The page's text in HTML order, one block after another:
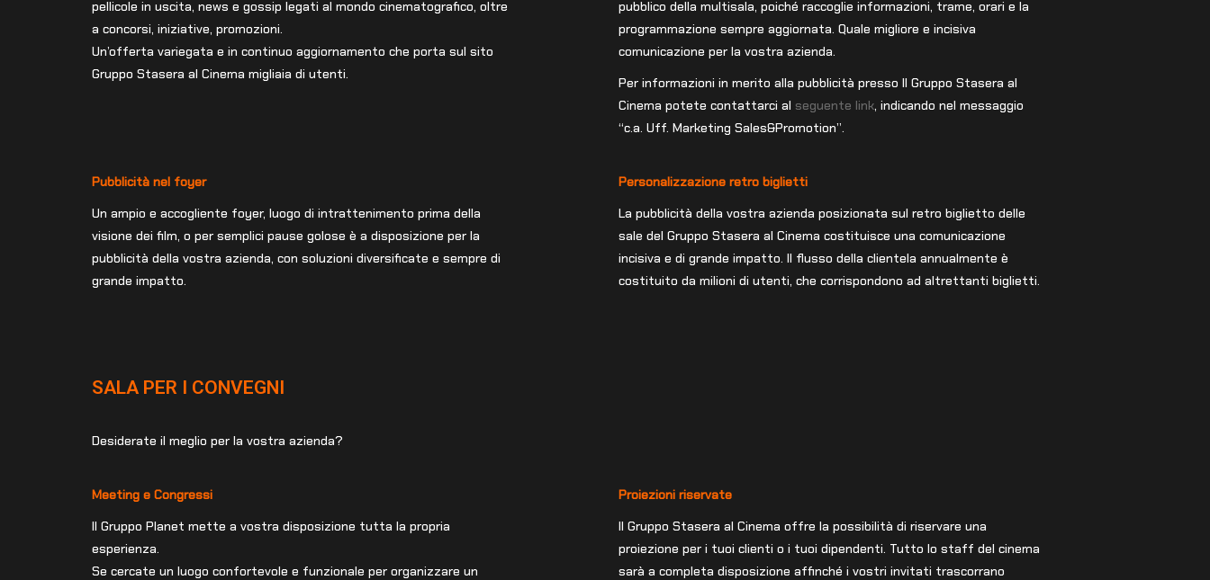
pellicole in uscita, news e gossip legati al mondo cinematografico, oltre
a concorsi, iniziative, promozioni.
Un’offerta variegata e in continuo aggiornamento che porta sul sito
Gruppo Stasera al Cinema migliaia di utenti.
pubblico della multisala, poiché raccoglie informazioni, trame, orari e la
programmazione sempre aggiornata. Quale migliore e incisiva
comunicazione per la vostra azienda.
Per informazioni in merito alla pubblicità presso Il Gruppo Stasera al
Cinema potete contattarci al seguente link, indicando nel messaggio
“c.a. Uff. Marketing Sales&Promotion”.
Pubblicità nel foyer
Un ampio e accogliente foyer, luogo di intrattenimento prima della
visione dei film, o per semplici pause golose è a disposizione per la
pubblicità della vostra azienda, con soluzioni diversificate e sempre di
grande impatto.
Personalizzazione retro biglietti
La pubblicità della vostra azienda posizionata sul retro biglietto delle
sale del Gruppo Stasera al Cinema costituisce una comunicazione
incisiva e di grande impatto. Il flusso della clientela annualmente è
costituito da milioni di utenti, che corrispondono ad altrettanti biglietti.
SALA PER I CONVEGNI
Desiderate il meglio per la vostra azienda?
Meeting e Congressi
Il Gruppo Planet mette a vostra disposizione tutta la propria
esperienza.
Se cercate un luogo confortevole e funzionale per organizzare un
Proiezioni riservate
Il Gruppo Stasera al Cinema offre la possibilità di riservare una
proiezione per i tuoi clienti o i tuoi dipendenti. Tutto lo staff del cinema
sarà a completa disposizione affinché i vostri invitati trascorrano